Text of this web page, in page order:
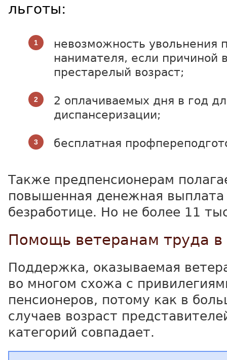
льготы:
невозможность увольнения
нанимателя, если причиной
престарелый возраст;
2 оплачиваемых дня в год
диспансеризации;
бесплатная
Также предпенсионерам
повышенная денежная выплата
безработице. Но не более 11
Помощь ветеранам труда в
Поддержка, оказываемая
во многом схожа с
пенсионеров, потому как в
случаев возраст
категорий совпадает.